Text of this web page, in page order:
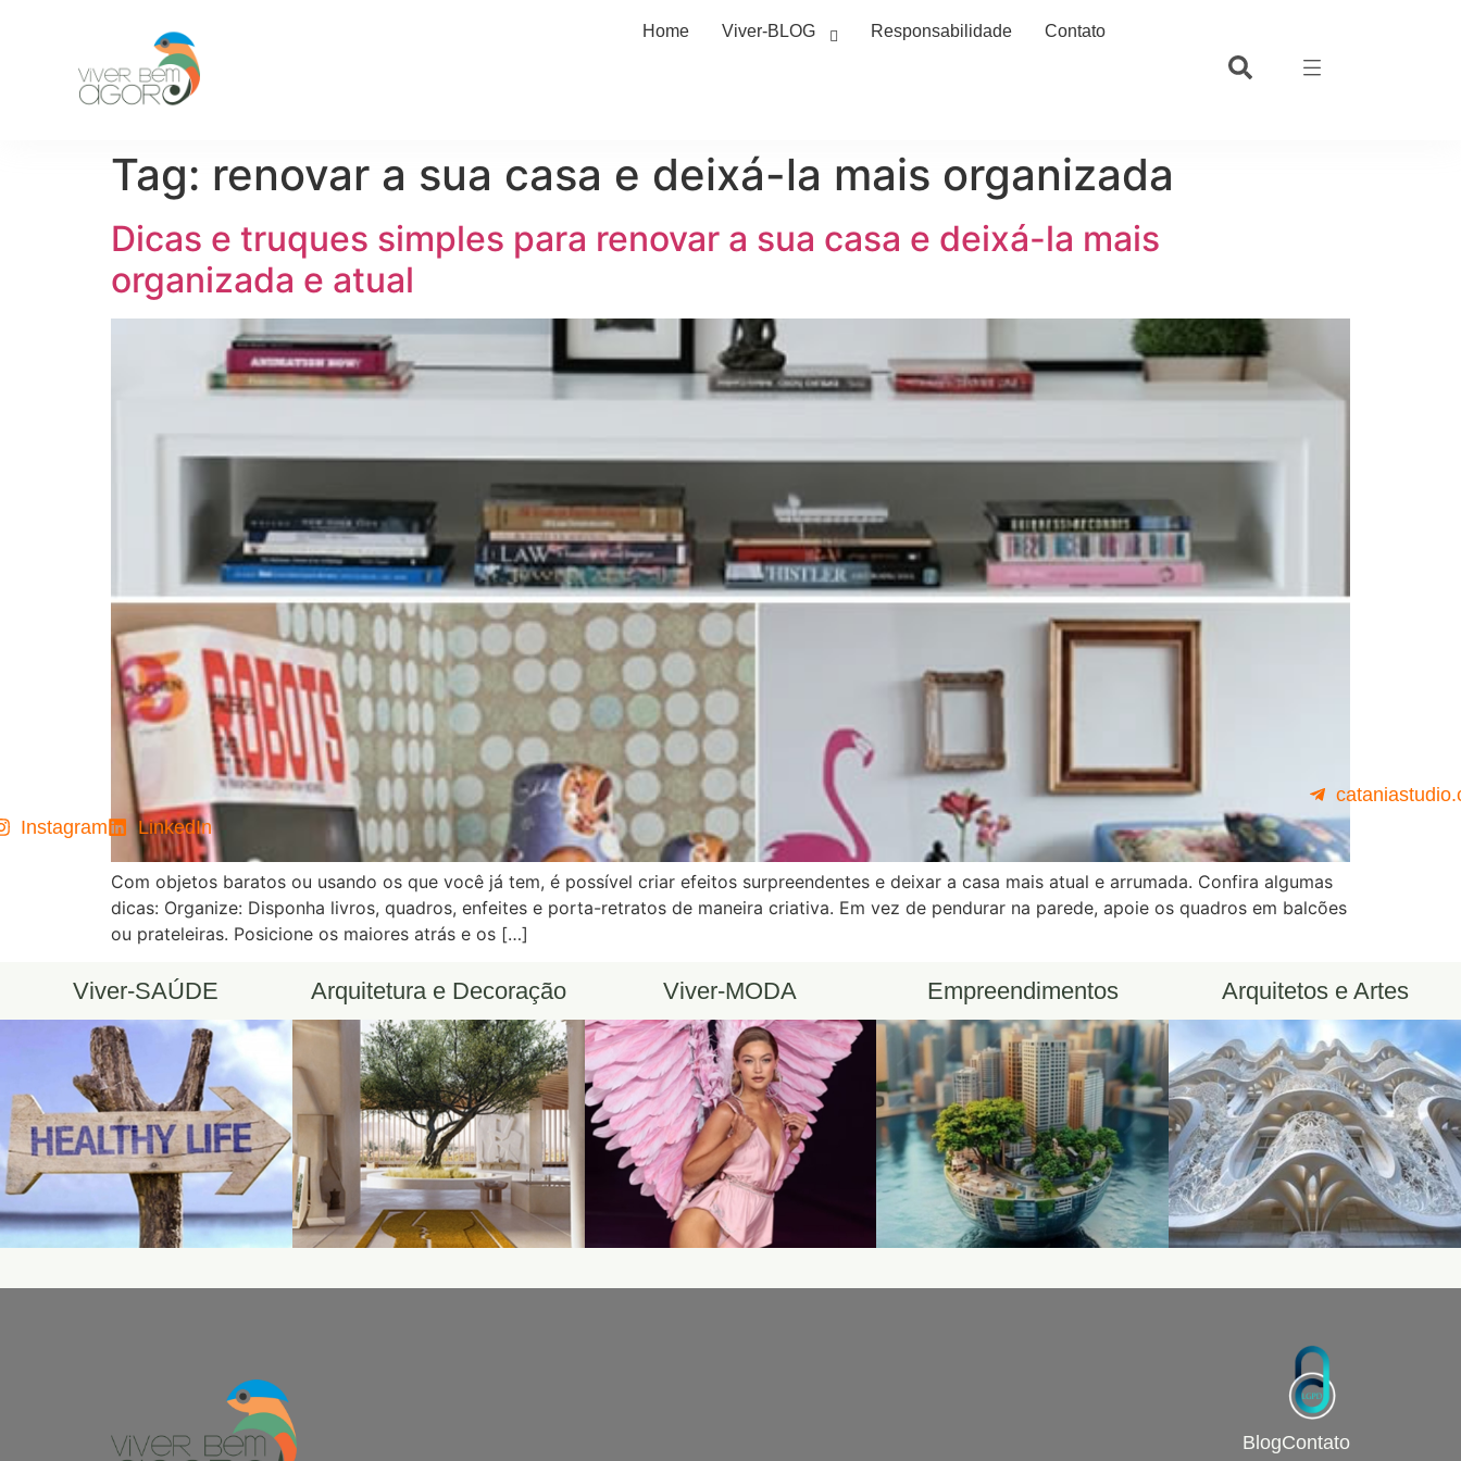
Home Viver-BLOG Responsabilidade Contato
Tag: renovar a sua casa e deixá-la mais organizada
Dicas e truques simples para renovar a sua casa e deixá-la mais
organizada e atual
Com objetos baratos ou usando os que você já tem, é possível criar efeitos surpreendentes e deixar a casa mais atual e arrumada. Confira algumas
dicas: Organize: Disponha livros, quadros, enfeites e porta-retratos de maneira criativa. Em vez de pendurar na parede, apoie os quadros em balcões
ou prateleiras. Posicione os maiores atrás e os […]
Viver-SAÚDE Arquitetura e Decoração Viver-MODA Empreendimentos Arquitetos e Artes
BlogContato
Instagram LinkedIn